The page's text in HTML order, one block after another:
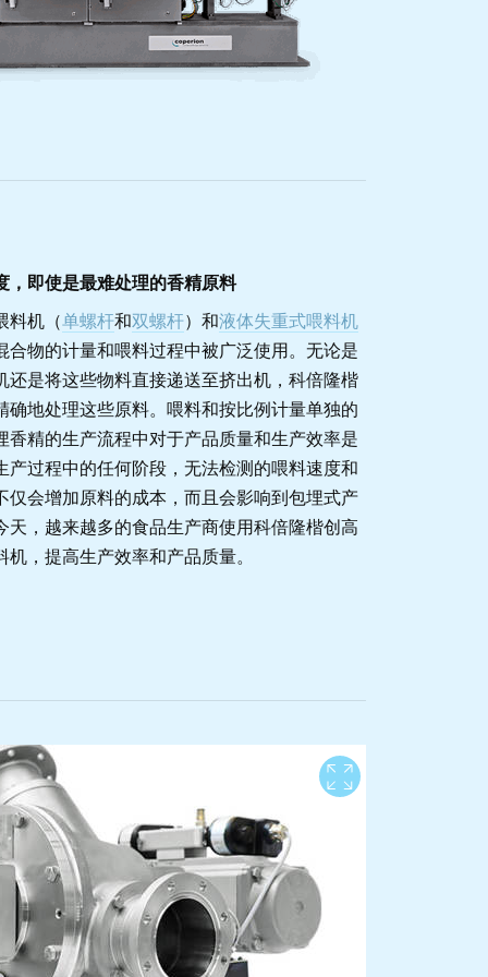
，即使是最难处理的香精原料
料机（单螺杆和双螺杆）和液体失重式喂料机
合物的计量和喂料过程中被广泛使用。无论是
还是将这些物料直接递送至挤出机，科倍隆楷
确地处理这些原料。喂料和按比例计量单独的
香精的生产流程中对于产品质量和生产效率是
产过程中的任何阶段，无法检测的喂料速度和
仅会增加原料的成本，而且会影响到包埋式产
天，越来越多的食品生产商使用科倍隆楷创高
，提高生产效率和产品质量。